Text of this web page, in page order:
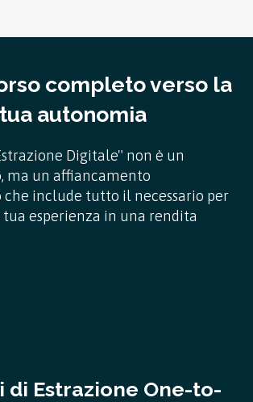
completo verso la
tua autonomia
Digitale" non è un
ma un affiancamento
che include tutto il necessario per
esperienza in una rendita
di Estrazione One-to-